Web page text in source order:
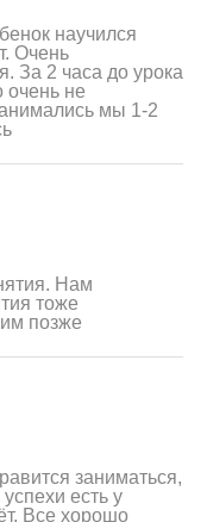
научился
Очень
За 2 часа до урока
очень не
мы 1-2
Нам
тоже
позже
заниматься,
есть у
Все хорошо